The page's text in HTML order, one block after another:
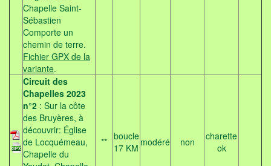
Chapelle Saint-
Sébastien
Comporte un
chemin de terre.
Fichier GPX de la
variante.
Circuit des
Chapelles 2023
n°2 : Sur la côte
des Bruyères, à
découvrir: Église
de Locquémeau,
Chapelle du
** boucle
17 KM modéré non
charette
ok